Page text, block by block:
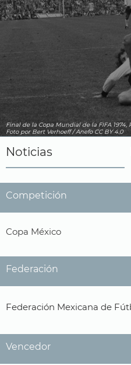
Final de la Copa Mundial de la FIFA
Fotopor Bert Verhoeff / Anefo CC BY 4.0
Noticias
Competición
Copa México
Federación
Federación Mexicana de
Vencedor